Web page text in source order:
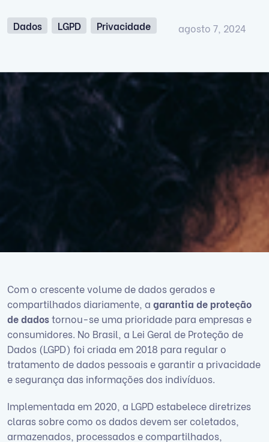
Dados LGPD Privacidade agosto 7, 2024
Com o crescente volume de dados gerados e
compartilhados diariamente, a garantia de proteção
de dadostornou-se uma prioridade para empresas e
consumidores. No Brasil, a Lei Geral de Proteção de
Dados (LGPD) foi criada em 2018 para regular o
tratamento de dados pessoais e garantir a privacidade
e segurança das informações dos indivíduos.
Implementada em 2020, a LGPD estabelece diretrizes
claras sobre como os dados devem ser coletados,
armazenados, processados e compartilhados,